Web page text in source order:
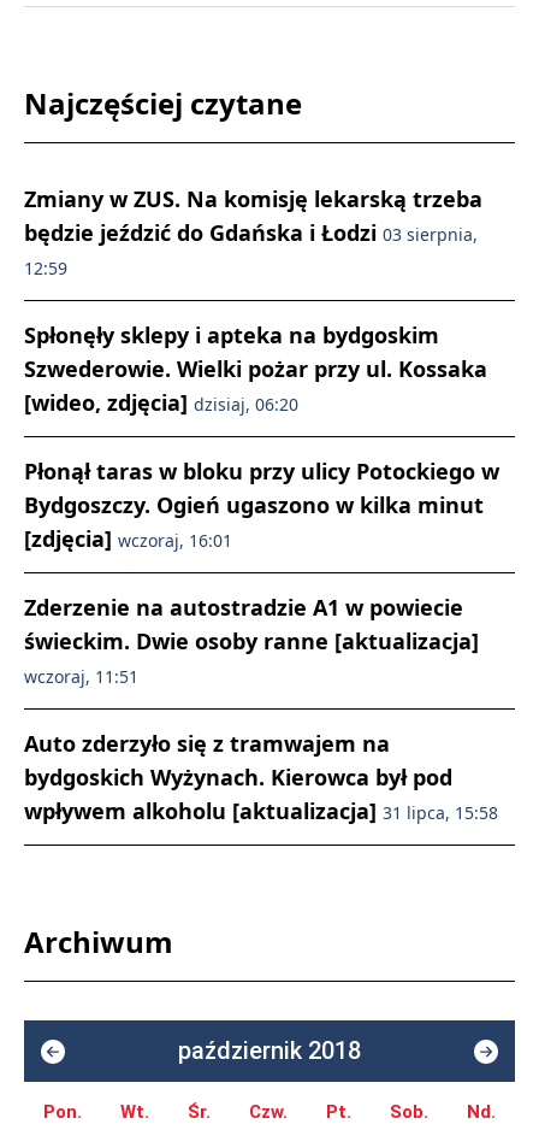
Najczęściej czytane
Zmiany w ZUS. Na komisję lekarską trzeba
będzie jeździć do Gdańska i Łodzi 03 sierpnia,
12:59
Spłonęły sklepy i apteka na bydgoskim
Szwederowie. Wielki pożar przy ul. Kossaka
[wideo, zdjęcia] dzisiaj, 06:20
Płonął taras w bloku przy ulicy Potockiego w
Bydgoszczy. Ogień ugaszono w kilka minut
[zdjęcia] wczoraj, 16:01
Zderzenie na autostradzie A1 w powiecie
świeckim. Dwie osoby ranne [aktualizacja]
wczoraj, 11:51
Auto zderzyło się z tramwajem na
bydgoskich Wyżynach. Kierowca był pod
wpływem alkoholu [aktualizacja] 31 lipca, 15:58
Archiwum
październik 2018
Pon. Wt. Śr. Czw. Pt. Sob. Nd.